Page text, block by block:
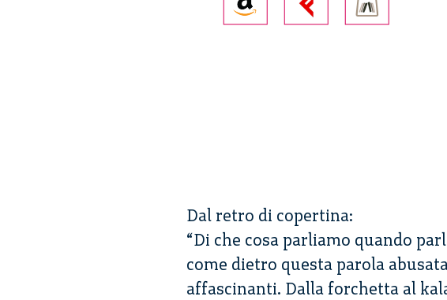
Dal retro di copertina:
“Di che cosa parliamo quando
come dietro questa parola
affascinanti. Dalla forchetta al